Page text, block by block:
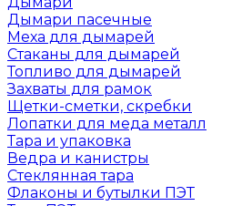
Дымари пасечные
Меха для дымарей
Стаканы для дымарей
Топливо для дымарей
Захваты для рамок
Щетки-сметки, скребки
Лопатки для меда металл
Тара и упаковка
Ведра и канистры
Стеклянная тара
Флаконы и бутылки ПЭТ